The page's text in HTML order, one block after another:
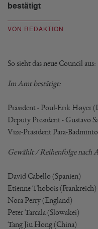
bestätigt
VON REDAKTION
So sieht das neue Council aus:
Im Amt bestätigt:
Präsident - Poul-Erik Høyer
Deputy President - Gustavo
Vize-Präsident Para-
Gewählt / Reihenfolge nach
David Cabello (Spanien)
Etienne Thobois (Frankreich)
Nora Perry (England)
Peter Tarcala (Slowakei)
Tang Jiu Hong (China)